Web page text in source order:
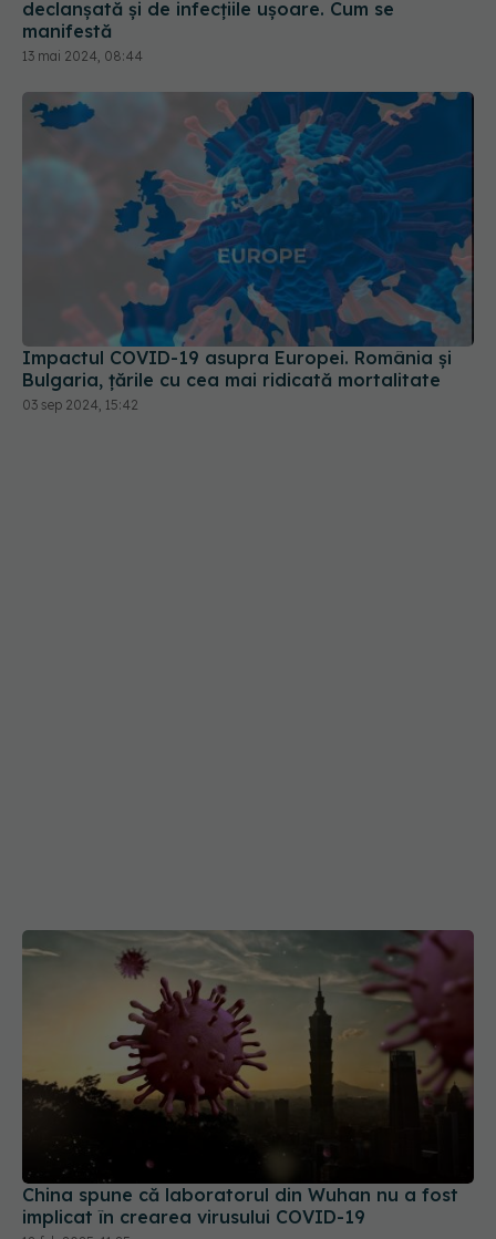
Impactul COVID-19 asupra Europei. România și
Bulgaria, țările cu cea mai ridicată mortalitate
03 sep 2024, 15:42
China spune că laboratorul din Wuhan nu a fost
implicat în crearea virusului COVID-19
12 feb 2025, 11:25